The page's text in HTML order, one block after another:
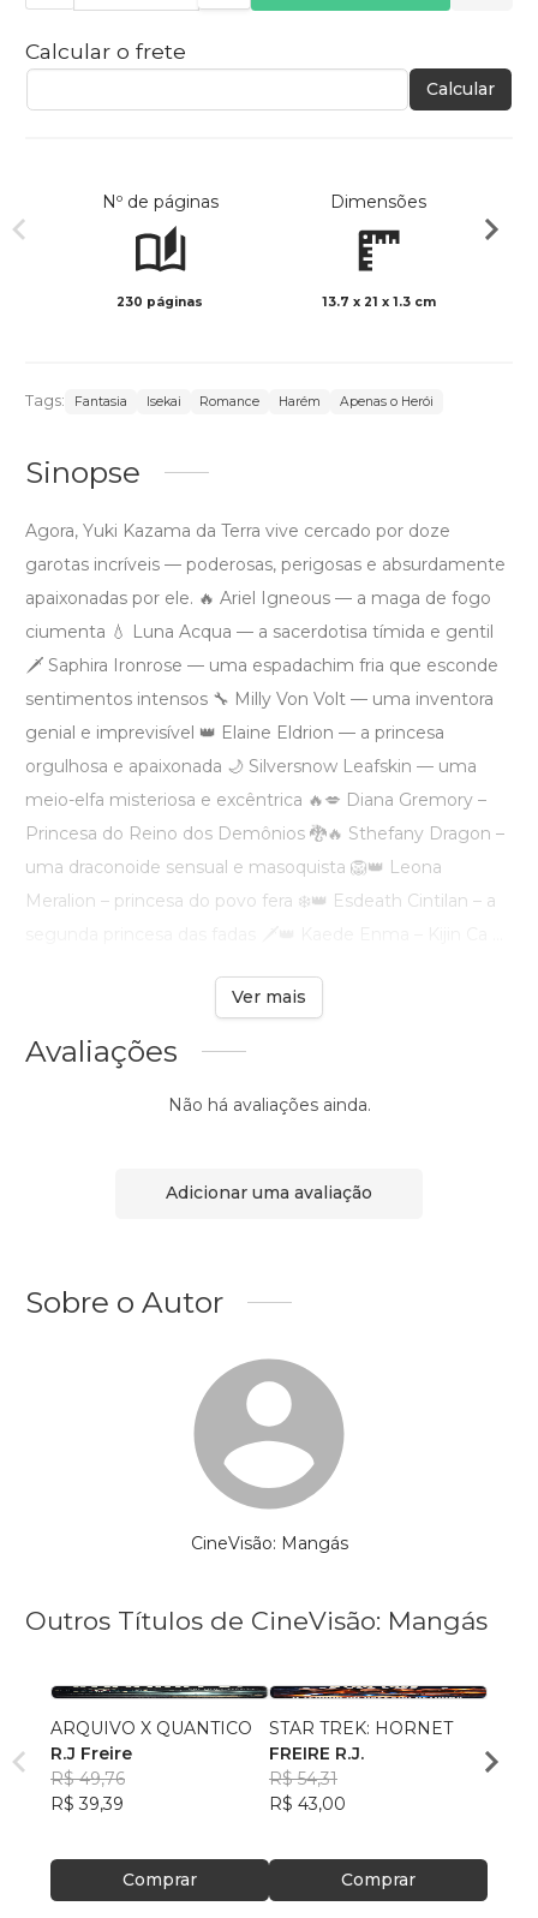
Calcular o frete
Calcular
Nº de páginas
230 páginas
Dimensões
13.7 x 21 x 1.3 cm
Tags: Fantasia Isekai Romance Harém Apenas o Herói
Sinopse
Agora, Yuki Kazama da Terra vive cercado por doze
garotas incríveis — poderosas, perigosas e absurdamente
apaixonadas por ele. 🔥 Ariel Igneous — a maga de fogo
ciumenta 💧 Luna Acqua — a sacerdotisa tímida e gentil
🗡️ Saphira Ironrose — uma espadachim fria que esconde
sentimentos intensos 🔧 Milly Von Volt — uma inventora
genial e imprevisível 👑 Elaine Eldrion — a princesa
orgulhosa e apaixonada 🌙 Silversnow Leafskin — uma
meio-elfa misteriosa e excêntrica 🔥💋 Diana Gremory –
Princesa do Reino dos Demônios 🐉🔥 Sthefany Dragon –
uma draconoide sensual e masoquista 🦁👑 Leona
Meralion – princesa do povo fera ❄️👑 Esdeath Cintilan – a
Ver mais
Avaliações
Não há avaliações ainda.
Adicionar uma avaliação
Sobre o Autor
CineVisão: Mangás
Outros Títulos de CineVisão: Mangás
ARQUIVO X QUANTICO
R.J Freire
R$ 49,76
R$ 39,39
Comprar
STAR TREK: HORNET
FREIRE R.J.
R$ 54,31
R$ 43,00
Comprar